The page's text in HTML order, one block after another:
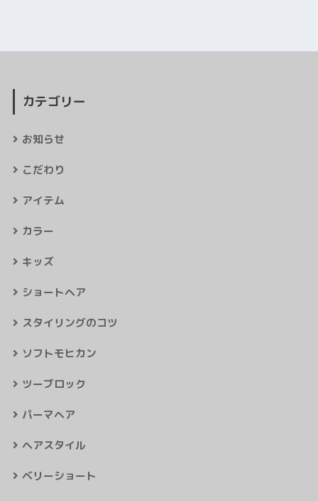
カテゴリー
お知らせ
こだわり
アイテム
カラー
キッズ
ショートヘア
スタイリングのコツ
ソフトモヒカン
ツーブロック
パーマヘア
ヘアスタイル
ベリーショート